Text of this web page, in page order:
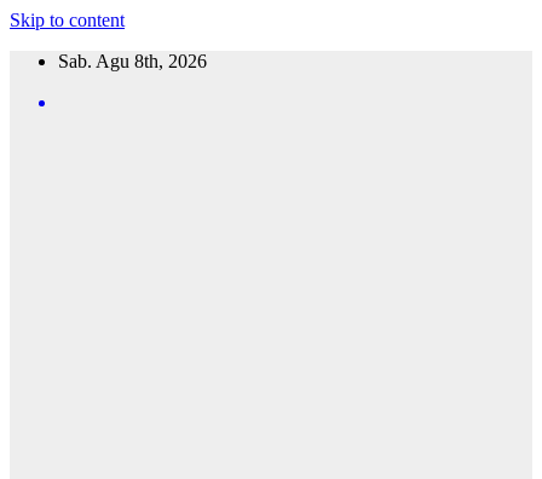
Skip to content
Sab. Agu 8th, 2026